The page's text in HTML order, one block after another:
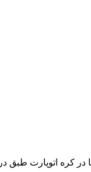
در کره اتوپارت